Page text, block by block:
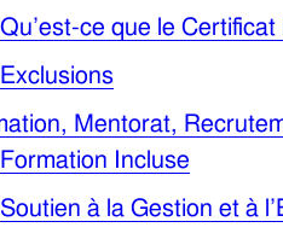
Qu’est-ce que le
Exclusions
Mentorat,
Formation Incluse
Soutien à la Gestion et à